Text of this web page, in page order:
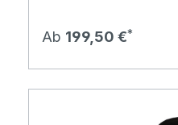
Regulärer Preis:
Ab 199,50 €